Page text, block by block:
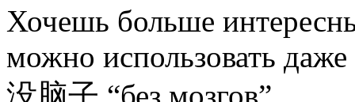
Хочешь больше
можно использовать даже